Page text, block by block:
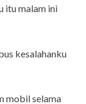
itu malam ini
kesalahanku
mobil selama